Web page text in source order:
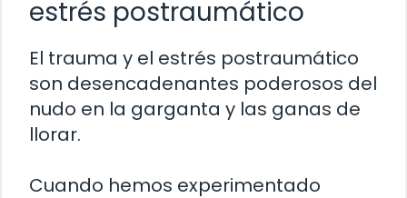
estrés postraumático
El trauma y el estrés postraumático
son desencadenantes poderosos del
nudo en la garganta y las ganas de
llorar.
Cuando hemos experimentado